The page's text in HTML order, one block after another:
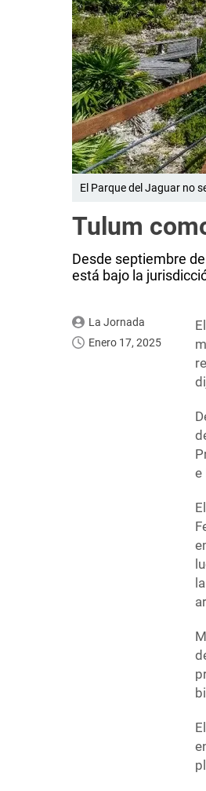
El Parque del Jaguar no
Tulum
Desde septiembre
está bajo la
La Jornada
Enero 17, 2025
e